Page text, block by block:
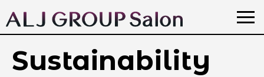
Sustainability